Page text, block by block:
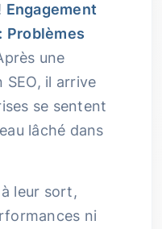
Engagement
Problèmes
une
il arrive
se sentent
lâché dans
leur sort,
ni